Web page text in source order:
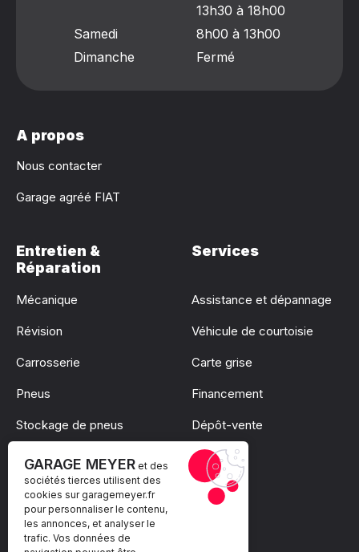
13h30 à 18h00
Samedi
8h00 à 13h00
Dimanche
Fermé
A propos
Nous contacter
Garage agréé FIAT
Entretien &
Réparation
Mécanique
Révision
Carrosserie
Pneus
Stockage de pneus
Pare-brise
Services
Assistance et dépannage
Véhicule de courtoisie
Carte grise
Financement
Dépôt-vente
GARAGE MEYER et des
sociétés tierces utilisent des
cookies sur garagemeyer.fr
pour personnaliser le contenu,
les annonces, et analyser le
trafic. Vos données de